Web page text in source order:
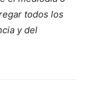
todos los
y del